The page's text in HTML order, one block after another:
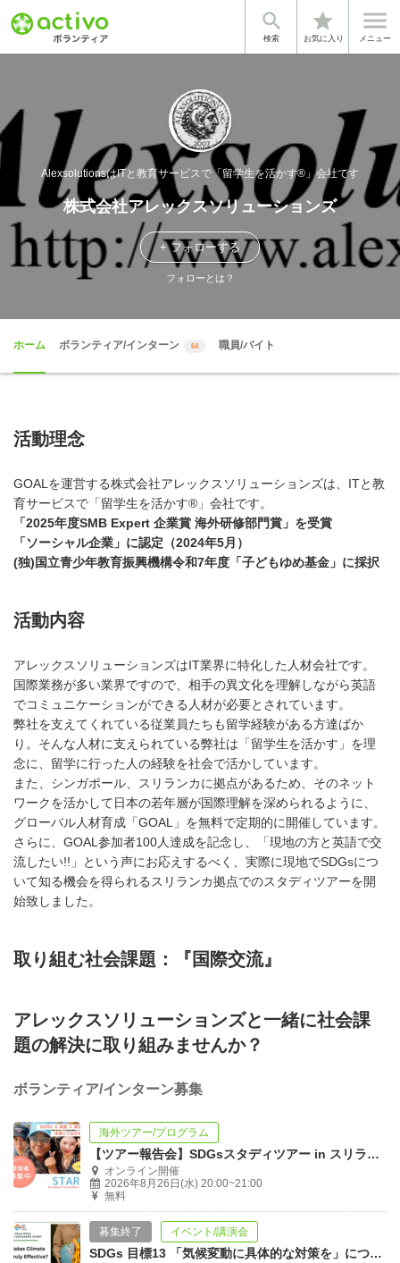

検索
star
お気に入り

メニュー
AlexsolutionsはITと教育サービスで「留学生を活かす®」会社です
株式会社アレックスソリューションズ
+ フォローする
フォローとは？
ホーム ボランティア/インターン 64 職員/バイト
活動理念
GOALを運営する株式会社アレックスソリューションズは、ITと教
育サービスで「留学生を活かす®」会社です。
「2025年度SMB Expert 企業賞 海外研修部門賞」を受賞
「ソーシャル企業」に認定（2024年5月 ）
(独)国立青少年教育振興機構令和7年度「子どもゆめ基金」に採択
活動内容
アレックスソリューションズはIT業界に特化した人材会社です。
国際業務が多い業界ですので、相手の異文化を理解しながら英語
でコミュニケーションができる人材が必要とされています。
弊社を支えてくれている従業員たちも留学経験がある方達ばか
り。そんな人材に支えられている弊社は「留学生を活かす」を理
念に、留学に行った人の経験を社会で活かしています。
また、シンガポール、スリランカに拠点があるため、そのネット
ワークを活かして日本の若年層が国際理解を深められるように、
グローバル人材育成「GOAL」を無料で定期的に開催しています。
さらに、GOAL参加者100人達成を記念し、「現地の方と英語で交
流したい!!」という声にお応えするべく、実際に現地でSDGsにつ
いて知る機会を得られるスリランカ拠点でのスタディツアーを開
始致しました。
取り組む社会課題：『国際交流』
アレックスソリューションズと一緒に社会課
題の解決に取り組みませんか？
ボランティア/インターン募集
海外ツアー/プログラム
【ツアー報告会】SDGsスタディツアー in スリランカ
オンライン開催
2026年8月26日(水) 20:00~21:00
無料
募集終了 イベント/講演会
SDGs 目標13 「気候変動に具体的な対策を」について英語で話そう！